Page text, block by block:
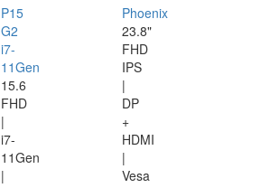
P15
G2
i7-
11Gen
15.6
FHD
|
i7-
11Gen
|
Phoenix
23.8"
FHD
IPS
|
DP
+
HDMI
|
Vesa